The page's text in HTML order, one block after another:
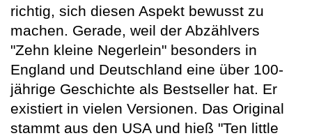
richtig, sich diesen Aspekt bewusst zu
machen. Gerade, weil der Abzählvers
"Zehn kleine Negerlein" besonders in
England und Deutschland eine über 100-
jährige Geschichte als Bestseller hat. Er
existiert in vielen Versionen. Das Original
stammt aus den USA und hieß "Ten little